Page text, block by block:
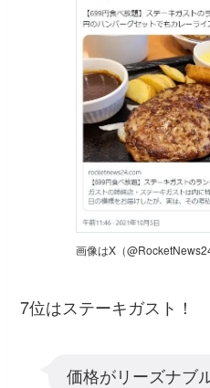
画像はX（
7位はステーキガスト！
価格がリーズナブ